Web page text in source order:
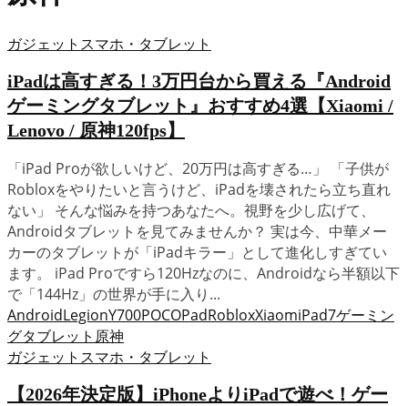
ガジェット スマホ・タブレット
iPadは高すぎる！3万円台から買える『Android
ゲーミングタブレット』おすすめ4選【Xiaomi /
Lenovo / 原神120fps】
「iPad Proが欲しいけど、20万円は高すぎる…」 「子供が
Robloxをやりたいと言うけど、iPadを壊されたら立ち直れ
ない」 そんな悩みを持つあなたへ。視野を少し広げて、
Androidタブレットを見てみませんか？ 実は今、中華メー
カーのタブレットが「iPadキラー」として進化しすぎてい
ます。 iPad Proですら120Hzなのに、Androidなら半額以下
で「144Hz」の世界が手に入り...
AndroidLegionY700POCOPadRobloxXiaomiPad7ゲーミン
グタブレット 原神
ガジェット スマホ・タブレット
【2026年決定版】iPhoneよりiPadで遊べ！ゲー